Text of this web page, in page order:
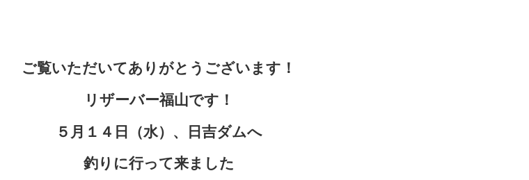
ご覧いただいてありがとうございます！
リザーバー福山です！
５月１４日（水）、
日吉ダムへ
釣りに行って来ました